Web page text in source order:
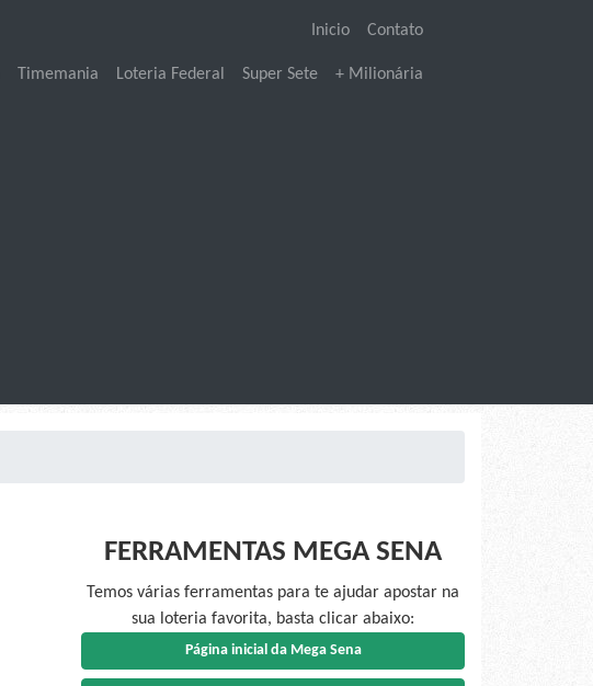
Inicio Contato
Timemania Loteria Federal Super Sete + Milionária
FERRAMENTAS MEGA SENA
Temos várias ferramentas para te ajudar apostar na
sua loteria favorita, basta clicar abaixo:
Página inicial da Mega Sena